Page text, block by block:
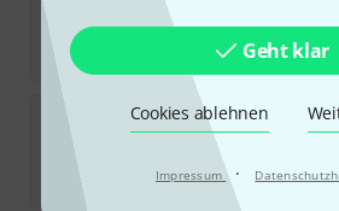
Geht klar
Cookies ablehnen
Impressum ·
CHF
KalaTenor Ukulele Starter
Sofort lieferbar
71CHF